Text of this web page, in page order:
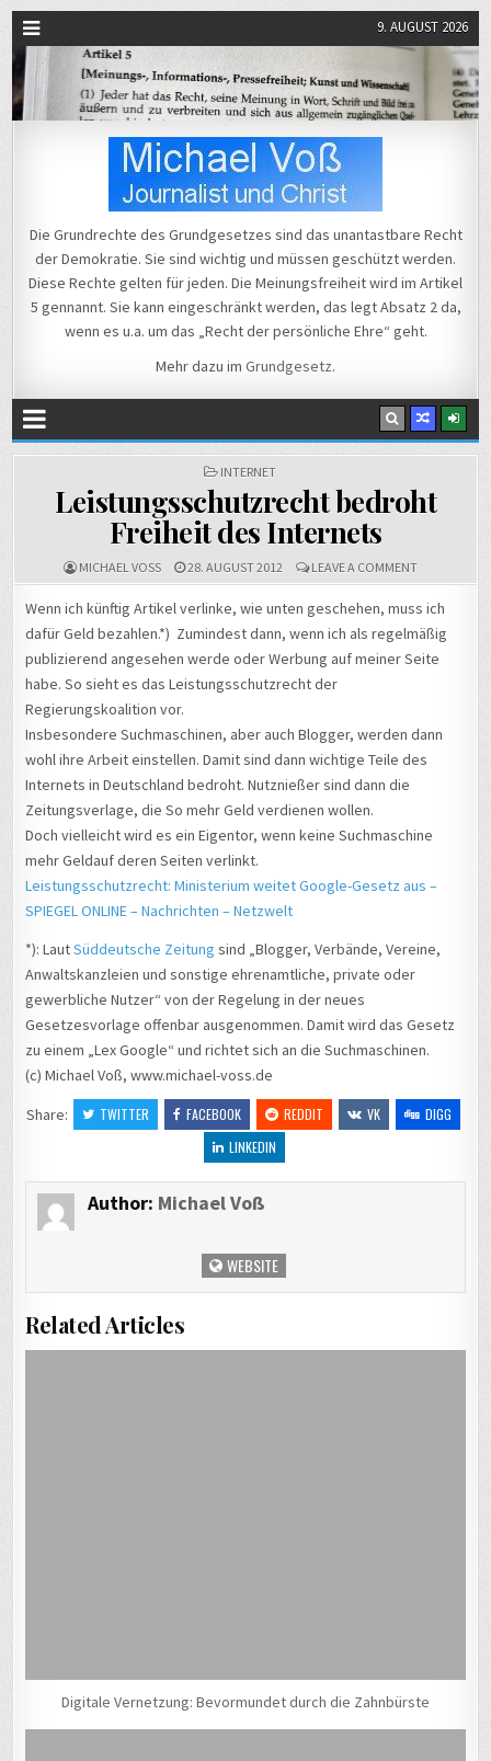
9. AUGUST 2026
Michael Voß
Die Grundrechte des Grundgesetzes sind das unantastbare Recht
der Demokratie. Sie sind wichtig und müssen geschützt werden.
Diese Rechte gelten für jeden. Die Meinungsfreiheit wird im Artikel
5 gennannt. Sie kann eingeschränkt werden, das legt Absatz 2 da,
wenn es u.a. um das „Recht der persönliche Ehre“ geht.
Mehr dazu im Grundgesetz.
POSTED
INTERNET
Leistungsschutzrecht bedroht
Freiheit des Internets
MICHAEL VOSS 28. AUGUST 2012 LEAVE A COMMENTON
BEDROHT
FREIHEIT
DES
Wenn ich künftig Artikel verlinke, wie unten geschehen, muss ich
dafür Geld bezahlen.*) Zumindest dann, wenn ich als regelmäßig
publizierend angesehen werde oder Werbung auf meiner Seite
habe. So sieht es das Leistungsschutzrecht der
Regierungskoalition vor.
Insbesondere Suchmaschinen, aber auch Blogger, werden dann
wohl ihre Arbeit einstellen. Damit sind dann wichtige Teile des
Internets in Deutschland bedroht. Nutznießer sind dann die
Zeitungsverlage, die So mehr Geld verdienen wollen.
Doch vielleicht wird es ein Eigentor, wenn keine Suchmaschine
mehr Geldauf deren Seiten verlinkt.
Leistungsschutzrecht: Ministerium weitet Google-Gesetz aus –
SPIEGEL ONLINE – Nachrichten – Netzwelt
*): LautSüddeutsche Zeitung sind „Blogger, Verbände, Vereine,
Anwaltskanzleien und sonstige ehrenamtliche, private oder
gewerbliche Nutzer“ von der Regelung in der neues
Gesetzesvorlage offenbar ausgenommen. Damit wird das Gesetz
zu einem „Lex Google“ und richtet sich an die Suchmaschinen.
(c) Michael Voß, www.michael-voss.de
Share:
TWITTER FACEBOOK REDDIT VK
DIGG
LINKEDIN
Author: Michael Voß
WEBSITE
Related Articles
Digitale Vernetzung: Bevormundet durch die Zahnbürste